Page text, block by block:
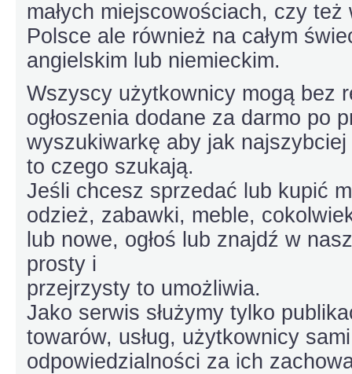
małych miejscowościach, czy
Polsce ale również na całym
angielskim lub niemieckim.
Wszyscy użytkownicy mogą bez
ogłoszenia dodane za darmo po
wyszukiwarkę aby jak
to czego szukają.
Jeśli chcesz sprzedać lub kupić
odzież, zabawki, meble,
lub nowe, ogłoś lub znajdź w
prosty i
przejrzysty to umożliwia.
Jako serwis służymy tylko
towarów, usług, użytkownicy
odpowiedzialności za ich